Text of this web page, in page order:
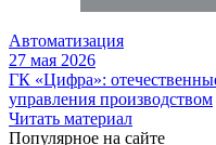
Автоматизация
27 мая 2026
ГК «Цифра»:
управления производством
Читать материал
Популярное на сайте